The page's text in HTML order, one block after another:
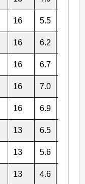
16 5.5
16 6.2
16 6.7
16 7.0
16 6.9
13 6.5
13 5.6
13 4.6